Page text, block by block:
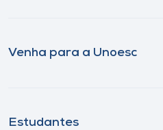
Venha para a Unoesc
Estudantes